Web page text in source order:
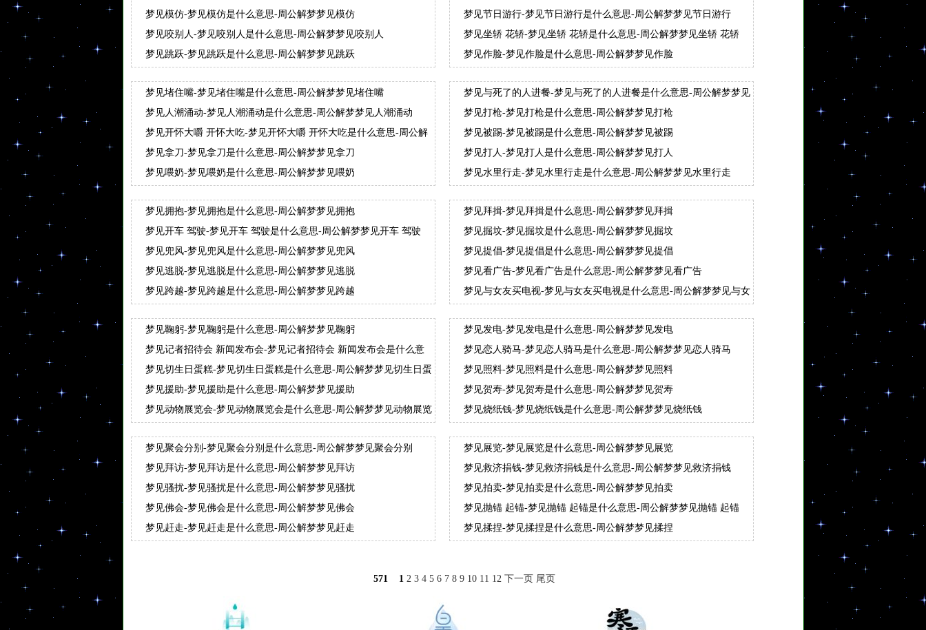
梦见模仿-梦见模仿是什么意思-周公解梦梦见模仿
梦见咬别人-梦见咬别人是什么意思-周公解梦梦见咬别人
梦见跳跃-梦见跳跃是什么意思-周公解梦梦见跳跃
梦见节日游行-梦见节日游行是什么意思-周公解梦梦见节日游行
梦见坐轿 花轿-梦见坐轿 花轿是什么意思-周公解梦梦见坐轿 花轿
梦见作脸-梦见作脸是什么意思-周公解梦梦见作脸
梦见堵住嘴-梦见堵住嘴是什么意思-周公解梦梦见堵住嘴
梦见人潮涌动-梦见人潮涌动是什么意思-周公解梦梦见人潮涌动
梦见开怀大嚼 开怀大吃-梦见开怀大嚼 开怀大吃是什么意思-周公解
梦梦见开怀大嚼 开怀大吃
梦见拿刀-梦见拿刀是什么意思-周公解梦梦见拿刀
梦见喂奶-梦见喂奶是什么意思-周公解梦梦见喂奶
梦见与死了的人进餐-梦见与死了的人进餐是什么意思-周公解梦梦见
与死了的人进餐
梦见打枪-梦见打枪是什么意思-周公解梦梦见打枪
梦见被踢-梦见被踢是什么意思-周公解梦梦见被踢
梦见打人-梦见打人是什么意思-周公解梦梦见打人
梦见水里行走-梦见水里行走是什么意思-周公解梦梦见水里行走
梦见拥抱-梦见拥抱是什么意思-周公解梦梦见拥抱
梦见开车 驾驶-梦见开车 驾驶是什么意思-周公解梦梦见开车 驾驶
梦见兜风-梦见兜风是什么意思-周公解梦梦见兜风
梦见逃脱-梦见逃脱是什么意思-周公解梦梦见逃脱
梦见跨越-梦见跨越是什么意思-周公解梦梦见跨越
梦见拜揖-梦见拜揖是什么意思-周公解梦梦见拜揖
梦见掘坟-梦见掘坟是什么意思-周公解梦梦见掘坟
梦见提倡-梦见提倡是什么意思-周公解梦梦见提倡
梦见看广告-梦见看广告是什么意思-周公解梦梦见看广告
梦见与女友买电视-梦见与女友买电视是什么意思-周公解梦梦见与女
梦见鞠躬-梦见鞠躬是什么意思-周公解梦梦见鞠躬
梦见记者招待会 新闻发布会-梦见记者招待会 新闻发布会是什么意
思-周公解梦梦见记者招待会 新闻发布会
梦见切生日蛋糕-梦见切生日蛋糕是什么意思-周公解梦梦见切生日蛋
糕
梦见援助-梦见援助是什么意思-周公解梦梦见援助
梦见动物展览会-梦见动物展览会是什么意思-周公解梦梦见动物展览
梦见发电-梦见发电是什么意思-周公解梦梦见发电
梦见恋人骑马-梦见恋人骑马是什么意思-周公解梦梦见恋人骑马
梦见照料-梦见照料是什么意思-周公解梦梦见照料
梦见贺寿-梦见贺寿是什么意思-周公解梦梦见贺寿
梦见烧纸钱-梦见烧纸钱是什么意思-周公解梦梦见烧纸钱
梦见聚会分别-梦见聚会分别是什么意思-周公解梦梦见聚会分别
梦见拜访-梦见拜访是什么意思-周公解梦梦见拜访
梦见骚扰-梦见骚扰是什么意思-周公解梦梦见骚扰
梦见佛会-梦见佛会是什么意思-周公解梦梦见佛会
梦见赶走-梦见赶走是什么意思-周公解梦梦见赶走
梦见展览-梦见展览是什么意思-周公解梦梦见展览
梦见救济捐钱-梦见救济捐钱是什么意思-周公解梦梦见救济捐钱
梦见拍卖-梦见拍卖是什么意思-周公解梦梦见拍卖
梦见抛锚 起锚-梦见抛锚 起锚是什么意思-周公解梦梦见抛锚 起锚
梦见揉捏-梦见揉捏是什么意思-周公解梦梦见揉捏
571 1 2 3 4 5 6 7 8 9 10 11 12 下一页 尾页